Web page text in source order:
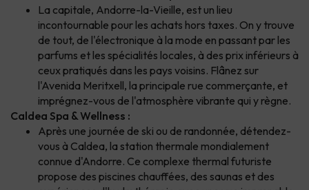
La capitale, Andorre-la-Vieille, est un lieu
incontournable pour les achats hors taxes. On y trouve
de tout, de l'électronique à la mode en passant par les
parfums et les spécialités locales, à des prix inférieurs à
ceux pratiqués dans les pays voisins. Flânez sur
l'Avenida Meritxell, la principale rue commerçante, et
imprégnez-vous de l'atmosphère vibrante qui y règne.
Caldea Spa & Wellness :
Après une journée de ski ou de randonnée, détendez-
vous à Caldea, la station thermale mondialement
connue d'Andorre. Ce complexe thermal futuriste
propose des piscines chauffées, des saunas et des